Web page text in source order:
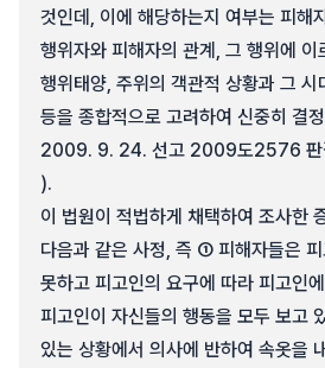
것인데, 이에 해당하는지 여부는 피해
행위자와 피해자의 관계, 그 행위에 이
행위태양, 주위의 객관적 상황과 그 시
등을 종합적으로 고려하여 신중히 결
2009. 9. 24. 선고 2009도2576 판
).
이 법원이 적법하게 채택하여 조사한
다음과 같은 사정, 즉 ① 피해자들은 피
못하고 피고인의 요구에 따라 피고인
피고인이 자신들의 행동을 모두 보고
있는 상황에서 의사에 반하여 속옷을